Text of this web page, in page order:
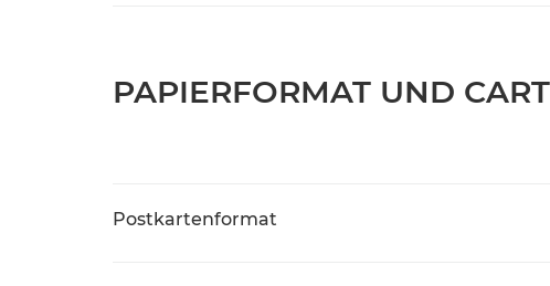
PAPIERFORMAT UND
Postkartenformat